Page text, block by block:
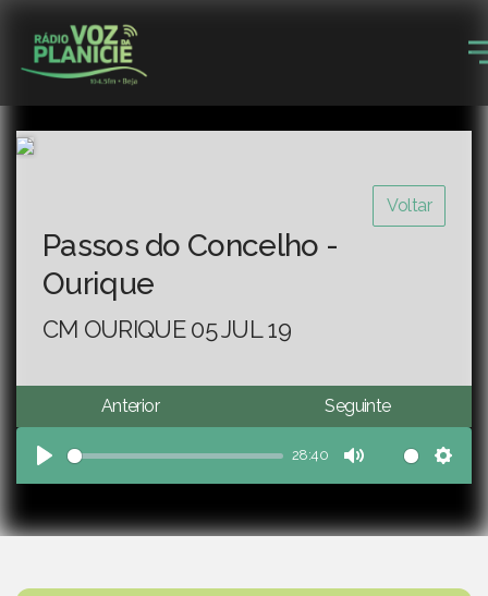
Voltar
Passos do Concelho -
Ourique
CM OURIQUE 05 JUL 19
Anterior Seguinte
Play
28:40
Mute